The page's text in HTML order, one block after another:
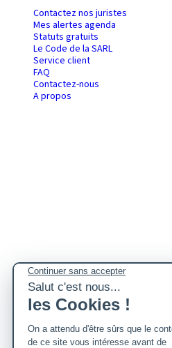
Contactez nos juristes
Mes alertes agenda
Statuts gratuits
Le Code de la SARL
Service client
FAQ
Contactez-nous
A propos